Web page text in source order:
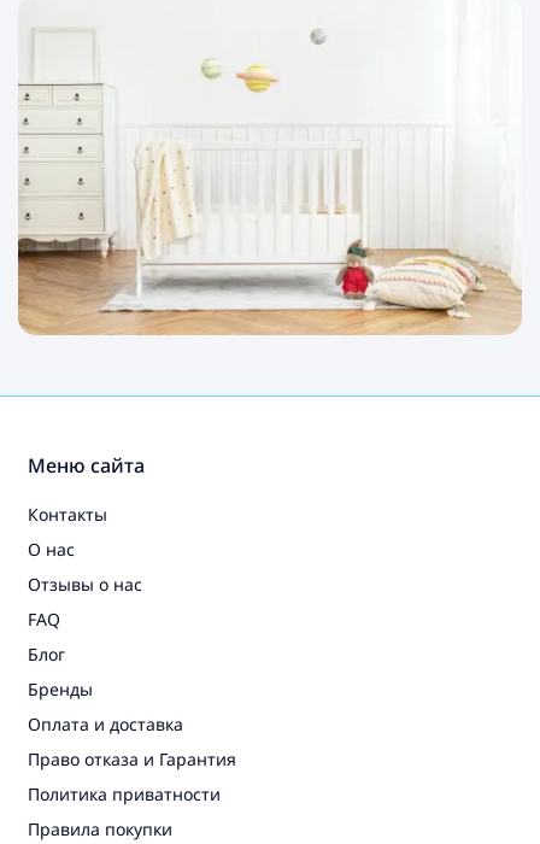
Меню сайта
Контакты
О нас
Отзывы о нас
FAQ
Блог
Бренды
Оплата и доставка
Право отказа и Гарантия
Политика приватности
Правила покупки